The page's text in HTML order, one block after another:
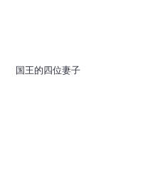
国王的四位妻子